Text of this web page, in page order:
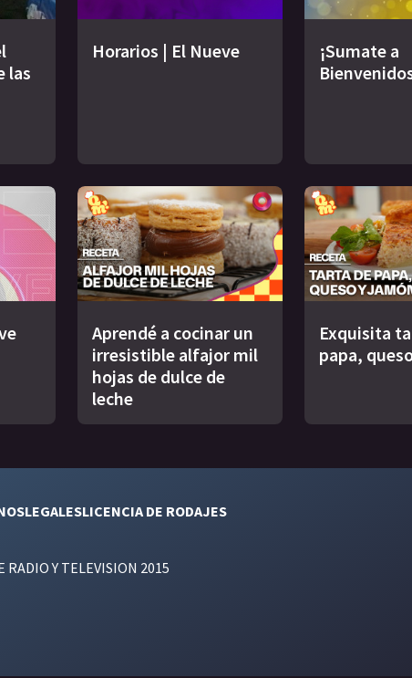
las
Horarios | El Nueve
¡Sumate a
Aprendé a cocinar un
irresistible alfajor mil
hojas de dulce de
leche
Exquisita
papa,
LEGALESLICENCIA DE RODAJES
Y TELEVISION 2015